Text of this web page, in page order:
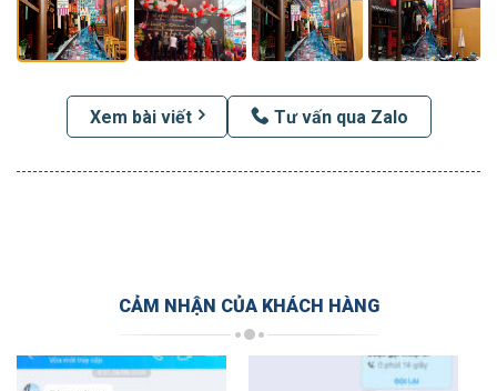
Xem bài viết Tư vấn qua Zalo
CẢM NHẬN CỦA KHÁCH HÀNG